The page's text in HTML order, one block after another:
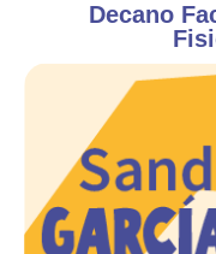
Decano